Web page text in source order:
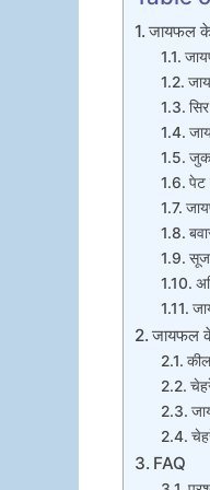
जायफल
पेट
जायफल
FAQ